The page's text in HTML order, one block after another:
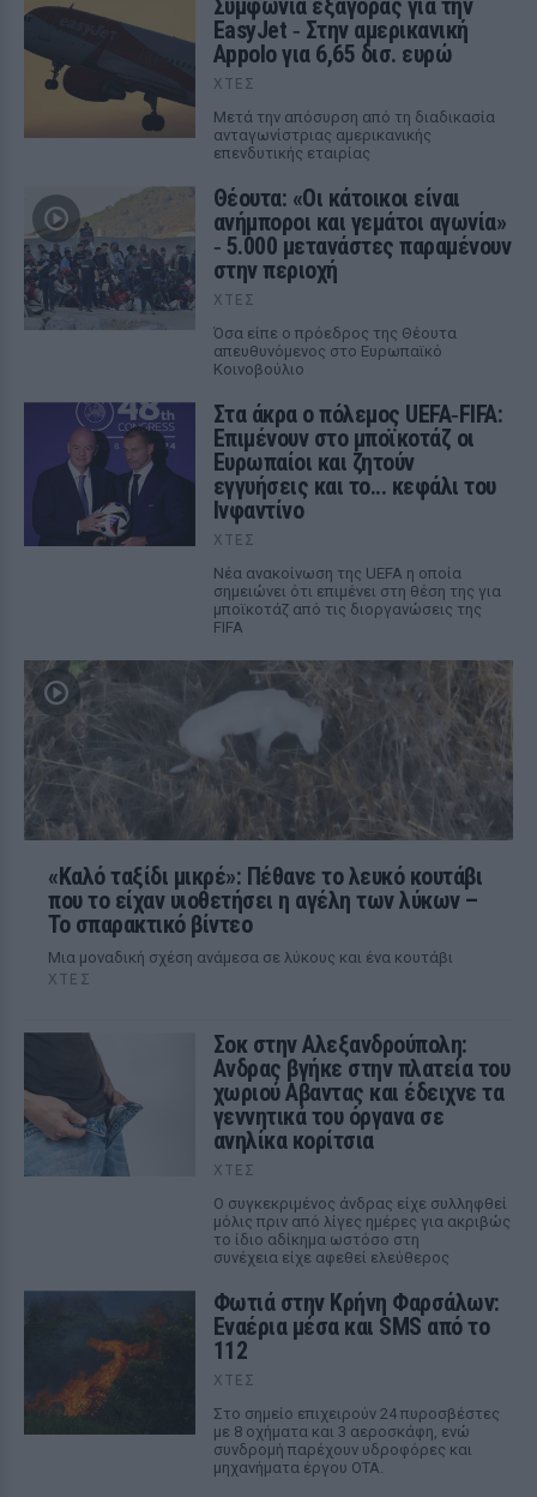
Συμφωνία εξαγοράς για την
EasyJet ‑ Στην αμερικανική
Appolo για 6,65 δισ. ευρώ
ΧΤΕΣ
Μετά την απόσυρση από τη διαδικασία
ανταγωνίστριας αμερικανικής
επενδυτικής εταιρίας
Θέουτα: «Οι κάτοικοι είναι
ανήμποροι και γεμάτοι αγωνία»
‑ 5.000 μετανάστες παραμένουν
στην περιοχή
ΧΤΕΣ
Όσα είπε ο πρόεδρος της Θέουτα
απευθυνόμενος στο Ευρωπαϊκό
Κοινοβούλιο
Στα άκρα ο πόλεμος UEFA‑FIFA:
Επιμένουν στο μποϊκοτάζ οι
Ευρωπαίοι και ζητούν
εγγυήσεις και το... κεφάλι του
Ινφαντίνο
ΧΤΕΣ
Νέα ανακοίνωση της UEFA η οποία
σημειώνει ότι επιμένει στη θέση της για
μποϊκοτάζ από τις διοργανώσεις της
FIFA
«Καλό ταξίδι μικρέ»: Πέθανε το λευκό κουτάβι
που το είχαν υιοθετήσει η αγέλη των λύκων –
Το σπαρακτικό βίντεο
Μια μοναδική σχέση ανάμεσα σε λύκους και ένα κουτάβι
ΧΤΕΣ
Σοκ στην Αλεξανδρούπολη:
Ανδρας βγήκε στην πλατεία του
χωριού Αβαντας και έδειχνε τα
γεννητικά του όργανα σε
ανηλίκα κορίτσια
ΧΤΕΣ
Ο συγκεκριμένος άνδρας είχε συλληφθεί
μόλις πριν από λίγες ημέρες για ακριβώς
το ίδιο αδίκημα ωστόσο στη
συνέχεια είχε αφεθεί ελεύθερος
Φωτιά στην Κρήνη Φαρσάλων:
Εναέρια μέσα και SMS από το
112
ΧΤΕΣ
Στο σημείο επιχειρούν 24 πυροσβέστες
με 8 οχήματα και 3 αεροσκάφη, ενώ
συνδρομή παρέχουν υδροφόρες και
μηχανήματα έργου ΟΤΑ.